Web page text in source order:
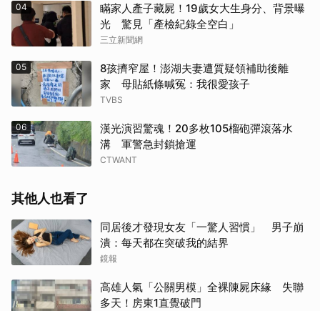
04
瞞家人產子藏屍！19歲女大生身分、背景曝
光 驚見「產檢紀錄全空白」
三立新聞網
05
8孩擠窄屋！澎湖夫妻遭質疑領補助後離
家 母貼紙條喊冤：我很愛孩子
TVBS
06
漢光演習驚魂！20多枚105榴砲彈滾落水
溝 軍警急封鎖搶運
CTWANT
其他人也看了
同居後才發現女友「一驚人習慣」 男子崩
潰：每天都在突破我的結界
鏡報
高雄人氣「公關男模」全裸陳屍床緣 失聯
多天！房東1直覺破門